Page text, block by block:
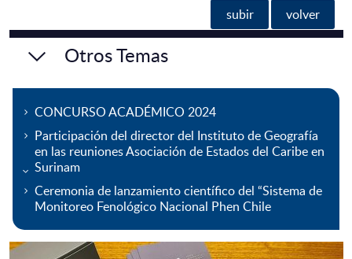
subir volver
Otros Temas
CONCURSO ACADÉMICO 2024
Participación del director del Instituto de Geografía
en las reuniones Asociación de Estados del Caribe en
Surinam
Ceremonia de lanzamiento científico del “Sistema de
Monitoreo Fenológico Nacional Phen Chile